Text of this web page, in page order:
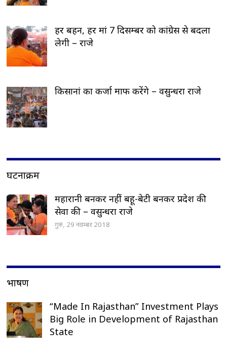
हर बहन, हर मां 7 दिसम्बर को कांग्रेस से बदला
लेगी – राजे
किसानां का कर्जा माफ करेंगे – वसुन्धरा राजे
घटनाक्रम
महारानी बनकर नहीं बहू-बेटी बनकर प्रदेश की
सेवा की – वसुन्धरा राजे
गुरु, 29 नवम्बर 2018
भाषण
“Made In Rajasthan” Investment Plays
Big Role in Development of Rajasthan
State